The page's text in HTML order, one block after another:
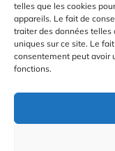
telles que les cookies
appareils. Le fait de
traiter des données
uniques sur ce site. Le
consentement peut avoir
fonctions.